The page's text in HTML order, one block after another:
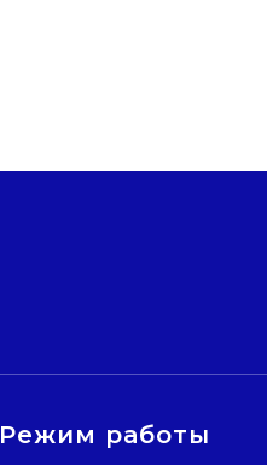
Режим работы